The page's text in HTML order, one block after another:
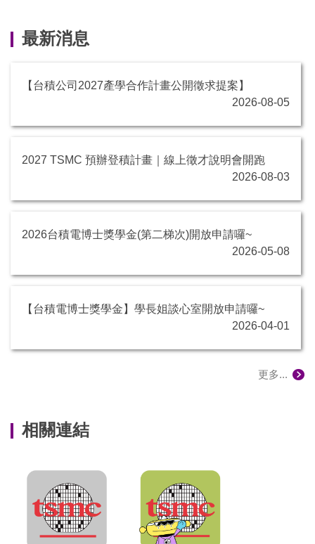
最新消息
【台積公司2027產學合作計畫公開徵求提案】
2026-08-05
2027 TSMC 預辦登積計畫｜線上徵才說明會開跑
2026-08-03
2026台積電博士獎學金(第二梯次)開放申請囉~
2026-05-08
【台積電博士獎學金】學長姐談心室開放申請囉~
2026-04-01
更多...
相關連結